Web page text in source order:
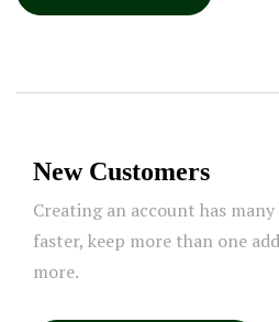
New Customers
Creating an account has
faster, keep more than one
more.